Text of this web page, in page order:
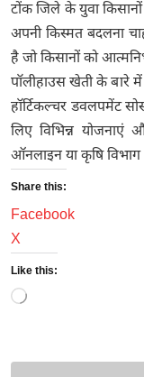
टोंक जिले के युवा
अपनी किस्मत बदलना
है जो किसानों को
पॉलीहाउस खेती के बारे
हॉर्टिकल्चर डवलपमेंट
लिए विभिन्न
ऑनलाइन या कृषि विभाग
Share this:
Facebook
X
Like this:
Loading…